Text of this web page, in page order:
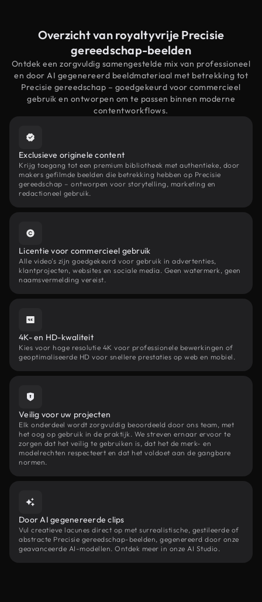
Overzicht van royaltyvrije Precisie
gereedschap-beelden
Ontdek een zorgvuldig samengestelde mix van professioneel
en door AI gegenereerd beeldmateriaal met betrekking tot
Precisie gereedschap – goedgekeurd voor commercieel
gebruik en ontworpen om te passen binnen moderne
contentworkflows.
Exclusieve originele content
Krijg toegang tot een premium bibliotheek met authentieke, door
makers gefilmde beelden die betrekking hebben op Precisie
gereedschap – ontworpen voor storytelling, marketing en
redactioneel gebruik.
Licentie voor commercieel gebruik
Alle video's zijn goedgekeurd voor gebruik in advertenties,
klantprojecten, websites en sociale media. Geen watermerk, geen
naamsvermelding vereist.
4K- en HD-kwaliteit
Kies voor hoge resolutie 4K voor professionele bewerkingen of
geoptimaliseerde HD voor snellere prestaties op web en mobiel.
Veilig voor uw projecten
Elk onderdeel wordt zorgvuldig beoordeeld door ons team, met
het oog op gebruik in de praktijk. We streven ernaar ervoor te
zorgen dat het veilig te gebruiken is, dat het de merk- en
modelrechten respecteert en dat het voldoet aan de gangbare
normen.
Door AI gegenereerde clips
Vul creatieve lacunes direct op met surrealistische, gestileerde of
abstracte Precisie gereedschap-beelden, gegenereerd door onze
geavanceerde AI-modellen. Ontdek meer in onze AI Studio.